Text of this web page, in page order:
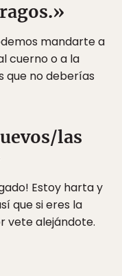
mandarte a
cuerno o a la
que no deberías
las
Estoy harta y
que si eres la
vete alejándote.